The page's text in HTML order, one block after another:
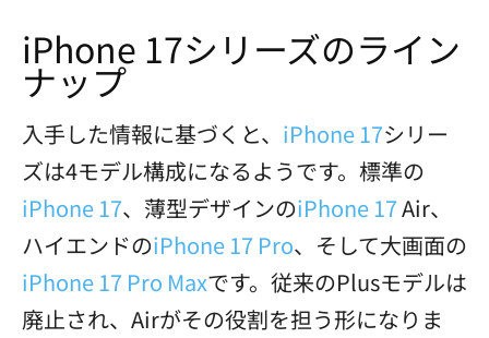
iPhone 17シリーズのライン
ナップ
入手した情報に基づくと、 iPhone 17シリー
ズは4モデル構成になるようです。標準の
iPhone 17、薄型デザインのiPhone 17Air、
ハイエンドのiPhone 17 Pro、そして大画面の
iPhone 17 Pro Maxです。従来のPlusモデルは
廃止され、Airがその役割を担う形になりま